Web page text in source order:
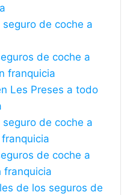
de coche a
de coche a
franquicia
Les Preses a todo
de coche a
de coche a
franquicia
de los seguros de